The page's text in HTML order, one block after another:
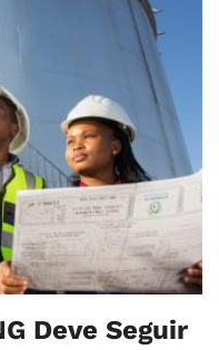
Deve Seguir